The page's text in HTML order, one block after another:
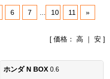
6 7 10 11 »
[ 価格： 高 ｜ 安 ]
ホンダ N BOX0.6